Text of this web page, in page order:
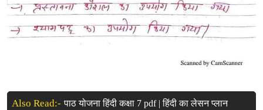
Also Read:- पाठ योजना हिंदी कक्षा 7 pdf | हिंदी का लेसन प्लान